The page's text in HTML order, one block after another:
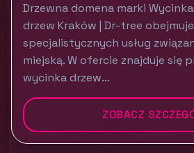
Drzewna domena marki
drzew Kraków | Dr-tree
specjalistycznych usług
miejską. W ofercie znajduje się
wycinka drzew...
ZOBACZ